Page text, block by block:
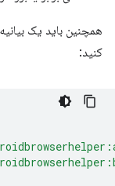
همچنین باید یک
کنید: